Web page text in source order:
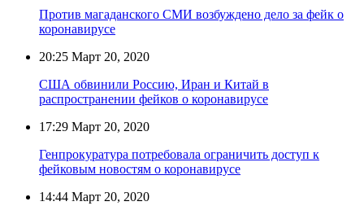
Против магаданского СМИ возбуждено дело за фейк о
коронавирусе
20:25 Март 20, 2020
США обвинили Россию, Иран и Китай в
распространении фейков о коронавирусе
17:29 Март 20, 2020
Генпрокуратура потребовала ограничить доступ к
фейковым новостям о коронавирусе
14:44 Март 20, 2020